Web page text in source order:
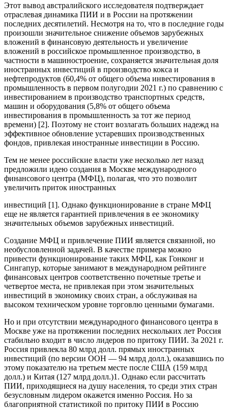
Этот вывод австралийского исследователя подтверждает
отраслевая динамика ПИИ и в России на протяжении
последних десятилетий. Несмотря на то, что в последние годы
произошли значительное снижение объемов зарубежных
вложений в финансовую деятельность и увеличение
вложений в российское промышленное производство, в
частности в машиностроение, сохраняется значительная доля
иностранных инвестиций в производство кокса и
нефтепродуктов (60,4% от общего объема инвестирования в
промышленность в первом полугодии 2021 г.) по сравнению с
инвестированием в производство транспортных средств,
машин и оборудования (5,8% от общего объема
инвестирования в промышленность за тот же период
времени) [2]. Поэтому не стоит возлагать больших надежд на
эффективное обновление устаревших производственных
фондов, привлекая иностранные инвестиции в Россию.
Тем не менее российские власти уже несколько лет назад
предложили идею создания в Москве международного
финансового центра (МФЦ), полагая, что это позволит
увеличить приток иностранных
инвестиций [1]. Однако функционирование в стране МФЦ
еще не является гарантией привлечения в ее экономику
значительных объемов зарубежных инвестиций.
Создание МФЦ и привлечение ПИИ является связанной, но
необусловленной задачей. В качестве примера можно
привести функционирование таких МФЦ, как Гонконг и
Сингапур, которые занимают в международном рейтинге
финансовых центров соответственно почетные третье и
четвертое места, не привлекая при этом значительных
инвестиций в экономику своих стран, а обслуживая на
высоком техническом уровне торговлю ценными бумагами.
Но и при отсутствии международного финансового центра в
Москве уже на протяжении последних нескольких лет Россия
стабильно входит в число лидеров по притоку ПИИ. За 2021 г.
Россия привлекла 80 млрд долл. прямых иностранных
инвестиций (по версии ООН — 94 млрд долл.), оказавшись по
этому показателю на третьем месте после США (159 млрд
долл.) и Китая (127 млрд долл.)1. Однако если рассчитать
ПИИ, приходящиеся на душу населения, то среди этих стран
безусловным лидером окажется именно Россия. Но за
благоприятной статистикой по притоку ПИИ в Россию